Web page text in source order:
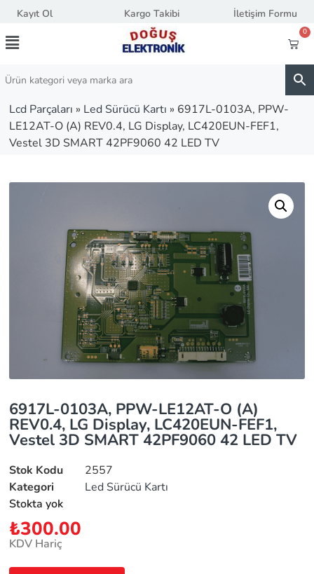
Kayıt Ol Kargo Takibi İletişim Formu
0
Lcd Parçaları » Led Sürücü Kartı » 6917L-0103A, PPW-
LE12AT-O (A) REV0.4, LG Display, LC420EUN-FEF1,
Vestel 3D SMART 42PF9060 42 LED TV
6917L-0103A, PPW-LE12AT-O (A)
REV0.4, LG Display, LC420EUN-FEF1,
Vestel 3D SMART 42PF9060 42 LED TV
Stok Kodu
2557
Kategori
Led Sürücü Kartı
Stokta yok
₺300.00
KDV Hariç